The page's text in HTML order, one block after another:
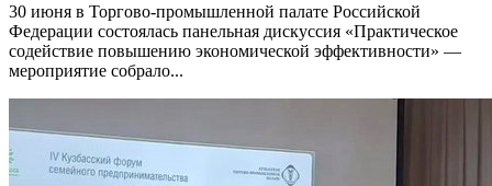
30 июня в Торгово-промышленной палате Российской
Федерации состоялась панельная дискуссия «Практическое
содействие повышению экономической эффективности» —
мероприятие собрало...